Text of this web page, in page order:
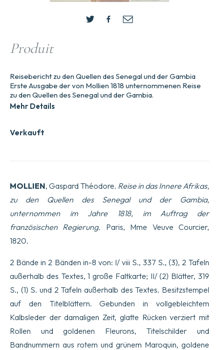
Produit
Verkauft
Reisebericht zu den Quellen des Senegal und der Gambia
Erste Ausgabe der von Mollien 1818 unternommenen Reise
zu den Quellen des Senegal und der Gambia.
Mehr Details
MOLLIEN, Gaspard Théodore. Reise in das Innere Afrikas,
zu den Quellen des Senegal und der Gambia,
unternommen im Jahre 1818, im Auftrag der
französischen Regierung. Paris, Mme Veuve Courcier,
1820.
2 Bände in 2 Bänden in-8 von: I/ viii S., 337 S., (3), 2 Tafeln
außerhalb des Textes, 1 große Faltkarte; II/ (2) Blätter, 319
S., (1) S. und 2 Tafeln außerhalb des Textes. Besitzstempel
auf den Titelblättern. Gebunden in vollgebleichtem
Kalbsleder der damaligen Zeit, glatte Rücken verziert mit
Rollen und goldenen Fleurons, Titelschilder und
Bandnummern aus rotem und grünem Maroquin, goldene